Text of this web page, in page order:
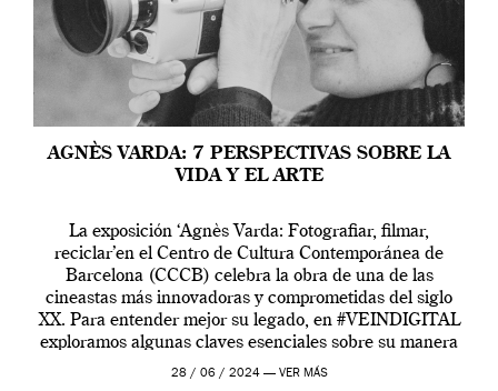
AGNÈS VARDA: 7 PERSPECTIVAS SOBRE LA
VIDA Y EL ARTE
La exposición ‘Agnès Varda: Fotografiar, filmar,
reciclar’en el Centro de Cultura Contemporánea de
Barcelona (CCCB) celebra la obra de una de las
cineastas más innovadoras y comprometidas del siglo
XX. Para entender mejor su legado, en #VEINDIGITAL
exploramos algunas claves esenciales sobre su manera
de entender la vida, el cine y el arte contemporáneo.
28 / 06 / 2024 — VER MÁS